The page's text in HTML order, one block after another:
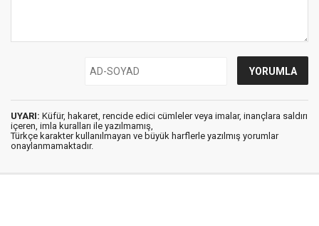
UYARI: Küfür, hakaret, rencide edici cümleler veya imalar, inançlara saldırı
içeren, imla kuralları ile yazılmamış,
Türkçe karakter kullanılmayan ve büyük harflerle yazılmış yorumlar
onaylanmamaktadır.